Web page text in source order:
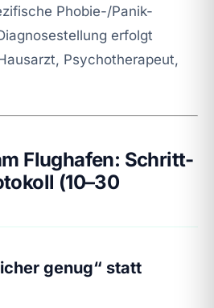
Phobie-/Panik-
erfolgt
Psychotherapeut,
Flughafen: Schritt-
(10–30
genug“ statt